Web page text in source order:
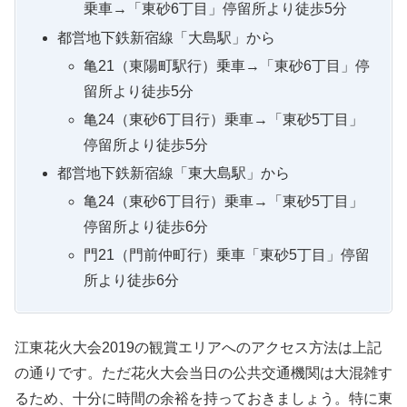
乗車→「東砂6丁目」停留所より徒歩5分
都営地下鉄新宿線「大島駅」から
亀21（東陽町駅行）乗車→「東砂6丁目」停
留所より徒歩5分
亀24（東砂6丁目行）乗車→「東砂5丁目」
停留所より徒歩5分
都営地下鉄新宿線「東大島駅」から
亀24（東砂6丁目行）乗車→「東砂5丁目」
停留所より徒歩6分
門21（門前仲町行）乗車「東砂5丁目」停留
所より徒歩6分
江東花火大会2019の観賞エリアへのアクセス方法は上記
の通りです。ただ花火大会当日の公共交通機関は大混雑す
るため、十分に時間の余裕を持っておきましょう。特に東